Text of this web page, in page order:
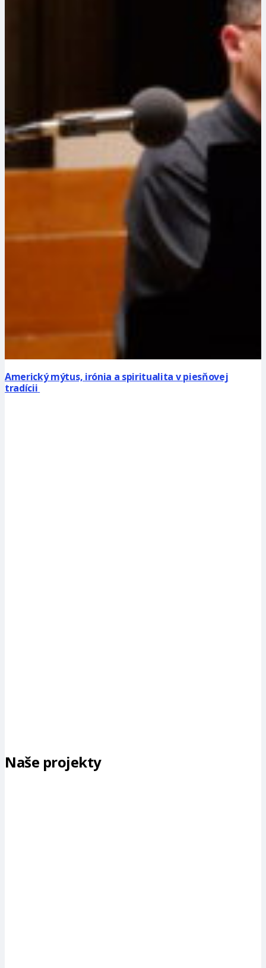
Americký mýtus, irónia a spiritualita v piesňovej
tradícii
Naše projekty